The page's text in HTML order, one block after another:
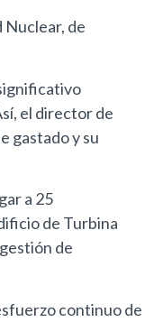
de
el director de
gastado y su
a 25
de Turbina
de
continuo de